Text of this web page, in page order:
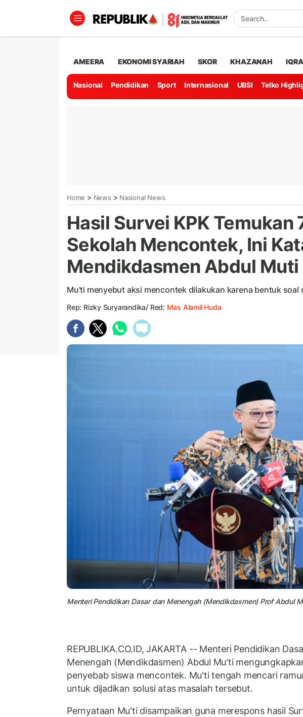
AMEERA EKONOMI SYARIAH SKOR KHAZANAH IQRA
Nasional Pendidikan Sport Internasional UBSI Telko
Home > News > Nasional News
Hasil Survei KPK Temukan
Sekolah Mencontek, Ini
Mendikdasmen Abdul Muti
Mu'ti menyebut aksi mencontek dilakukan karena bentuk soal
Rep: Rizky Suryarandika/ Red: Mas Alamil Huda
Menteri Pendidikan Dasar dan Menengah (Mendikdasmen) Prof Abdul
REPUBLIKA.CO.ID, JAKARTA -- Menteri Pendidikan
Menengah (Mendikdasmen) Abdul Mu'ti
penyebab siswa mencontek. Mu'ti tengah mencari
untuk dijadikan solusi atas masalah tersebut.
Pernyataan Mu'ti disampaikan guna merespons hasil